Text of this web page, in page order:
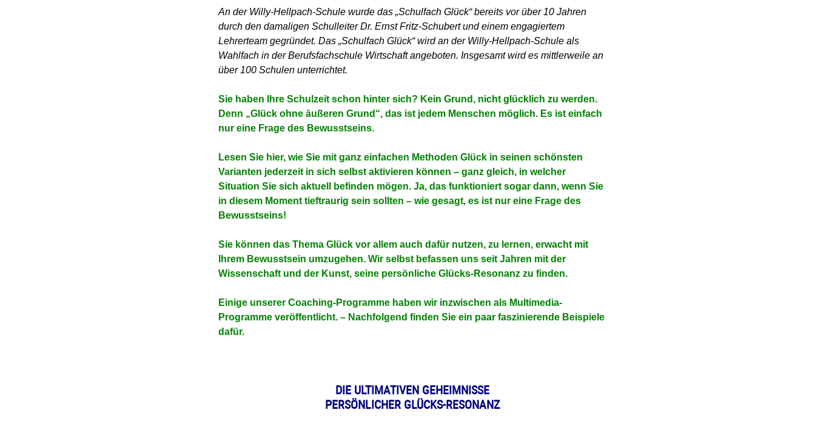
An der Willy-Hellpach-Schule wurde das „Schulfach Glück“ bereits vor über 10 Jahren
durch den damaligen Schulleiter Dr. Ernst Fritz-Schubert und einem engagiertem
Lehrerteam gegründet. Das „Schulfach Glück“ wird an der Willy-Hellpach-Schule als
Wahlfach in der Berufsfachschule Wirtschaft angeboten. Insgesamt wird es mittlerweile an
über 100 Schulen unterrichtet.
Sie haben Ihre Schulzeit schon hinter sich? Kein Grund, nicht glücklich zu werden.
Denn „Glück ohne äußeren Grund“, das ist jedem Menschen möglich. Es ist einfach
nur eine Frage des Bewusstseins.
Lesen Sie hier, wie Sie mit ganz einfachen Methoden Glück in seinen schönsten
Varianten jederzeit in sich selbst aktivieren können – ganz gleich, in welcher
Situation Sie sich aktuell befinden mögen. Ja, das funktioniert sogar dann, wenn Sie
in diesem Moment tieftraurig sein sollten – wie gesagt, es ist nur eine Frage des
Bewusstseins!
Sie können das Thema Glück vor allem auch dafür nutzen, zu lernen, erwacht mit
Ihrem Bewusstsein umzugehen. Wir selbst befassen uns seit Jahren mit der
Wissenschaft und der Kunst, seine persönliche Glücks-Resonanz zu finden.
Einige unserer Coaching-Programme haben wir inzwischen als Multimedia-
Programme veröffentlicht. – Nachfolgend finden Sie ein paar faszinierende Beispiele
dafür.
DIE ULTIMATIVEN GEHEIMNISSE
PERSÖNLICHER GLÜCKS-RESONANZ